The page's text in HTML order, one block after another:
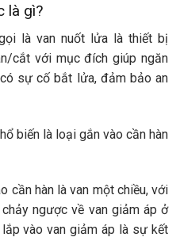
là gì?
là van nuốt lửa là thiết bị
cắt với mục đích giúp ngăn
sự cố bắt lửa, đảm bảo an
biến là loại gắn vào cần hàn
cần hàn là van một chiều, với
ngược về van giảm áp ở
vào van giảm áp là sự kết